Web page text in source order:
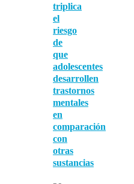
triplica
el
riesgo
de
que
adolescentes
desarrollen
trastornos
mentales
en
comparación
con
otras
sustancias